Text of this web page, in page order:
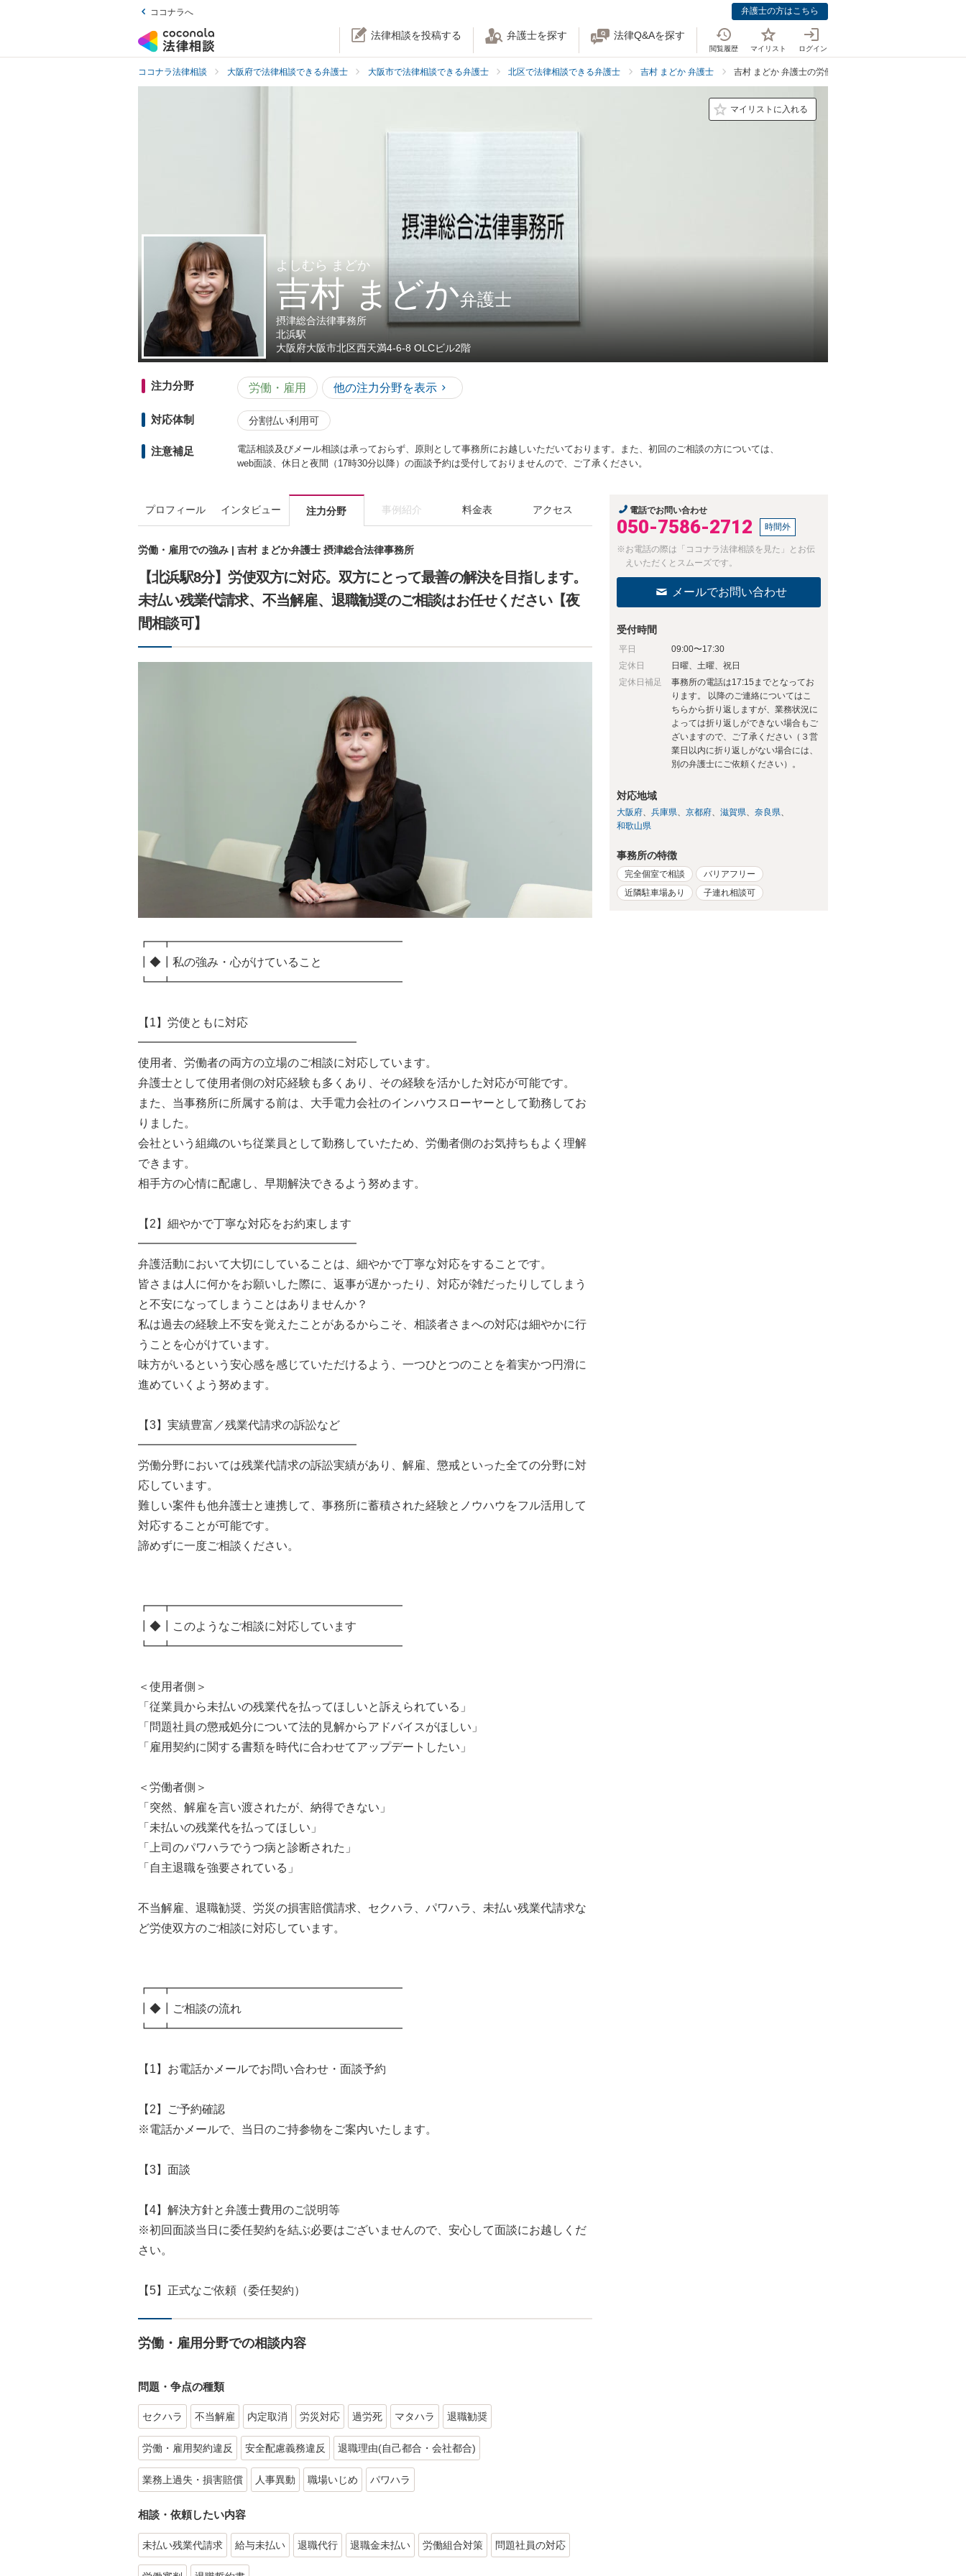
ココナラへ 弁護士の方はこちら
法律相談を投稿する 弁護士を探す 法律Q&Aを探す
閲覧履歴 マイリスト ログイン
ココナラ法律相談 大阪府で法律相談できる弁護士 大阪市で法律相談できる弁護士 北区で法律相談できる弁護士 吉村 まどか 弁護士 吉村 まどか 弁護士の労働・雇用での強み
マイリストに入れる
よしむら まどか
吉村 まどか弁護士
摂津総合法律事務所
北浜駅
大阪府大阪市北区西天満4-6-8 OLCビル2階
注力分野 労働・雇用 他の注力分野を表示
対応体制 分割払い利用可
注意補足
電話相談及びメール相談は承っておらず、原則として事務所にお越しいただいております。また、初回のご相談の方については、
web面談、休日と夜間（17時30分以降）の面談予約は受付しておりませんので、ご了承ください。
プロフィール インタビュー 注力分野 事例紹介 料金表 アクセス
労働・雇用での強み | 吉村 まどか弁護士 摂津総合法律事務所
【北浜駅8分】労使双方に対応。双方にとって最善の解決を目指します。
未払い残業代請求、不当解雇、退職勧奨のご相談はお任せください【夜
間相談可】
┏━┳━━━━━━━━━━━━━━━━━━━━
┃◆┃私の強み・心がけていること
┗━┻━━━━━━━━━━━━━━━━━━━━
【1】労使ともに対応
━━━━━━━━━━━━━━━━━━━
使用者、労働者の両方の立場のご相談に対応しています。
弁護士として使用者側の対応経験も多くあり、その経験を活かした対応が可能です。
また、当事務所に所属する前は、大手電力会社のインハウスローヤーとして勤務してお
りました。
会社という組織のいち従業員として勤務していたため、労働者側のお気持ちもよく理解
できます。
相手方の心情に配慮し、早期解決できるよう努めます。
【2】細やかで丁寧な対応をお約束します
━━━━━━━━━━━━━━━━━━━
弁護活動において大切にしていることは、細やかで丁寧な対応をすることです。
皆さまは人に何かをお願いした際に、返事が遅かったり、対応が雑だったりしてしまう
と不安になってしまうことはありませんか？
私は過去の経験上不安を覚えたことがあるからこそ、相談者さまへの対応は細やかに行
うことを心がけています。
味方がいるという安心感を感じていただけるよう、一つひとつのことを着実かつ円滑に
進めていくよう努めます。
【3】実績豊富／残業代請求の訴訟など
━━━━━━━━━━━━━━━━━━━
労働分野においては残業代請求の訴訟実績があり、解雇、懲戒といった全ての分野に対
応しています。
難しい案件も他弁護士と連携して、事務所に蓄積された経験とノウハウをフル活用して
対応することが可能です。
諦めずに一度ご相談ください。
┏━┳━━━━━━━━━━━━━━━━━━━━
┃◆┃このようなご相談に対応しています
┗━┻━━━━━━━━━━━━━━━━━━━━
＜使用者側＞
「従業員から未払いの残業代を払ってほしいと訴えられている」
「問題社員の懲戒処分について法的見解からアドバイスがほしい」
「雇用契約に関する書類を時代に合わせてアップデートしたい」
＜労働者側＞
「突然、解雇を言い渡されたが、納得できない」
「未払いの残業代を払ってほしい」
「上司のパワハラでうつ病と診断された」
「自主退職を強要されている」
不当解雇、退職勧奨、労災の損害賠償請求、セクハラ、パワハラ、未払い残業代請求な
ど労使双方のご相談に対応しています。
┏━┳━━━━━━━━━━━━━━━━━━━━
┃◆┃ご相談の流れ
┗━┻━━━━━━━━━━━━━━━━━━━━
【1】お電話かメールでお問い合わせ・面談予約
【2】ご予約確認
※電話かメールで、当日のご持参物をご案内いたします。
【3】面談
【4】解決方針と弁護士費用のご説明等
※初回面談当日に委任契約を結ぶ必要はございませんので、安心して面談にお越しくだ
さい。
【5】正式なご依頼（委任契約）
労働・雇用分野での相談内容
問題・争点の種類
セクハラ 不当解雇 内定取消 労災対応 過労死 マタハラ 退職勧奨
労働・雇用契約違反 安全配慮義務違反 退職理由(自己都合・会社都合)
業務上過失・損害賠償 人事異動 職場いじめ パワハラ
相談・依頼したい内容
未払い残業代請求 給与未払い 退職代行 退職金未払い 労働組合対策 問題社員の対応
電話でお問い合わせ
050-7586-2712 時間外
※お電話の際は「ココナラ法律相談を見た」とお伝
えいただくとスムーズです。
メールでお問い合わせ
受付時間
平日
09:00〜17:30
定休日
日曜、土曜、祝日
定休日補足
事務所の電話は17:15までとなってお
ります。 以降のご連絡についてはこ
ちらから折り返しますが、業務状況に
よっては折り返しができない場合もご
ざいますので、ご了承ください（３営
業日以内に折り返しがない場合には、
別の弁護士にご依頼ください）。
対応地域
大阪府 兵庫県 京都府 滋賀県
奈良県
和歌山県
事務所の特徴
完全個室で相談
バリアフリー
近隣駐車場あり
子連れ相談可